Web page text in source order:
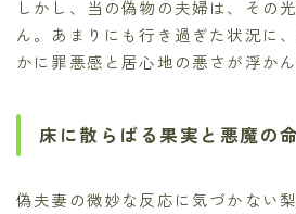
しかし、当の偽物の夫婦は、その
ん。あまりにも行き過ぎた状況に
かに罪悪感と居心地の悪さが浮かん
床に散らばる果実と悪魔の
偽夫妻の微妙な反応に気づかない